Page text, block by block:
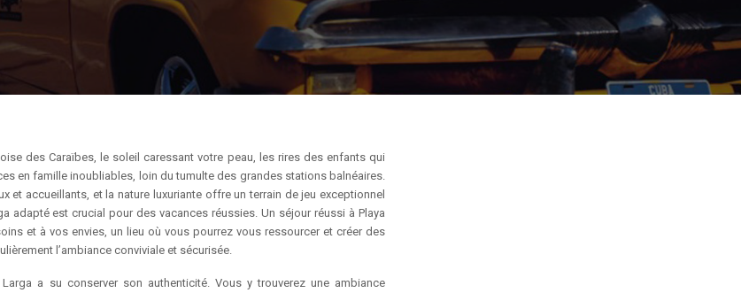
des Caraïbes, le soleil caressant votre peau, les rires des enfants qui
en famille inoubliables, loin du tumulte des grandes stations balnéaires.
et accueillants, et la nature luxuriante offre un terrain de jeu exceptionnel
adapté est crucial pour des vacances réussies. Un séjour réussi à Playa
et à vos envies, un lieu où vous pourrez vous ressourcer et créer des
l’ambiance conviviale et sécurisée.
a su conserver son authenticité. Vous y trouverez une ambiance